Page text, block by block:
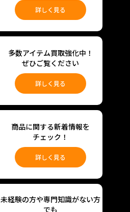
詳しく見る
多数アイテム買取強化中！
ぜひご覧ください
詳しく見る
商品に関する新着情報を
チェック！
詳しく見る
未経験の方や専門知識がない方
でも